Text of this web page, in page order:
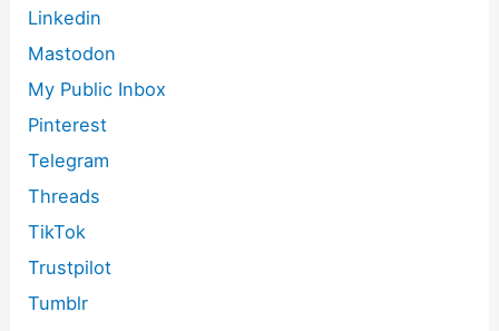
Linkedin
Mastodon
My Public Inbox
Pinterest
Telegram
Threads
TikTok
Trustpilot
Tumblr